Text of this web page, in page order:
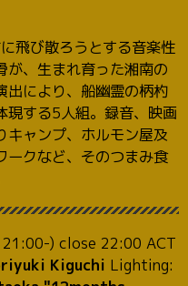
飛び散ろうとする音楽性
が、生まれ育った湘南の
出により、船幽霊の柄杓
現する5人組。録音、映画
キャンプ、ホルモン屋及
ークなど、そのつまみ食
) close 22:00 ACT
Kiguchi Lighting: